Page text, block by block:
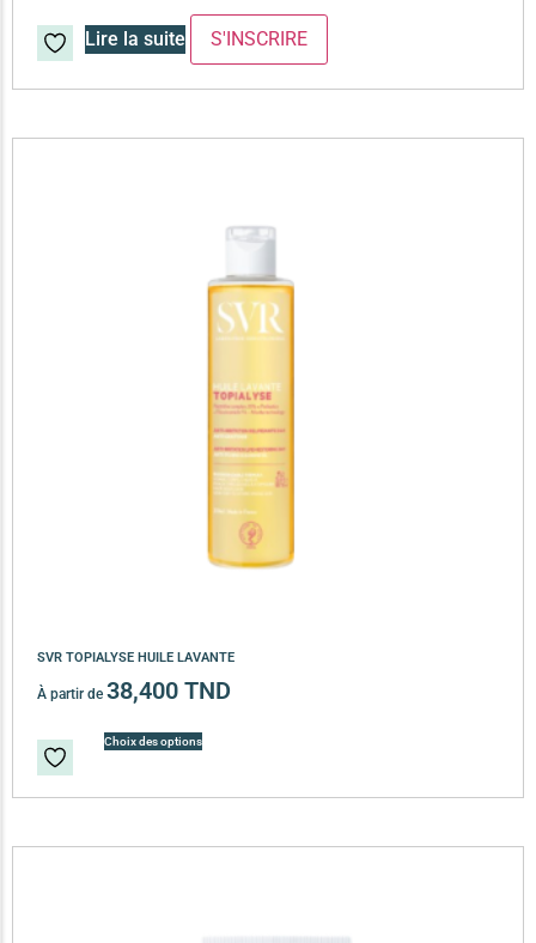
SVR TOPIALYSE HUILE LAVANTE
À partir de 38,400 TND
Choix des options
Lire la suite